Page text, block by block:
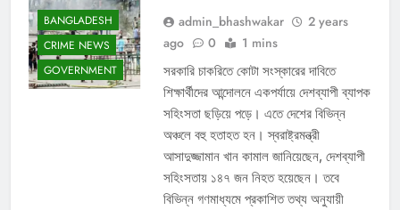
BANGLADESH
CRIME NEWS
GOVERNMENT
admin_bhashwakar
2 years
ago
0 1 mins
সরকারি চাকরিতে কোটা সংস্কারের দাবিতে
শিক্ষার্থীদের আন্দোলনে একপর্যায়ে দেশব্যাপী ব্যাপক
সহিংসতা ছড়িয়ে পড়ে। এতে দেশের বিভিন্ন
অঞ্চলে বহু হতাহত হন। স্বরাষ্ট্রমন্ত্রী
আসাদুজ্জামান খান কামাল জানিয়েছেন, দেশব্যাপী
সহিংসতায় ১৪৭ জন নিহত হয়েছেন। তবে
বিভিন্ন গণমাধ্যমে প্রকাশিত তথ্য অনুযায়ী